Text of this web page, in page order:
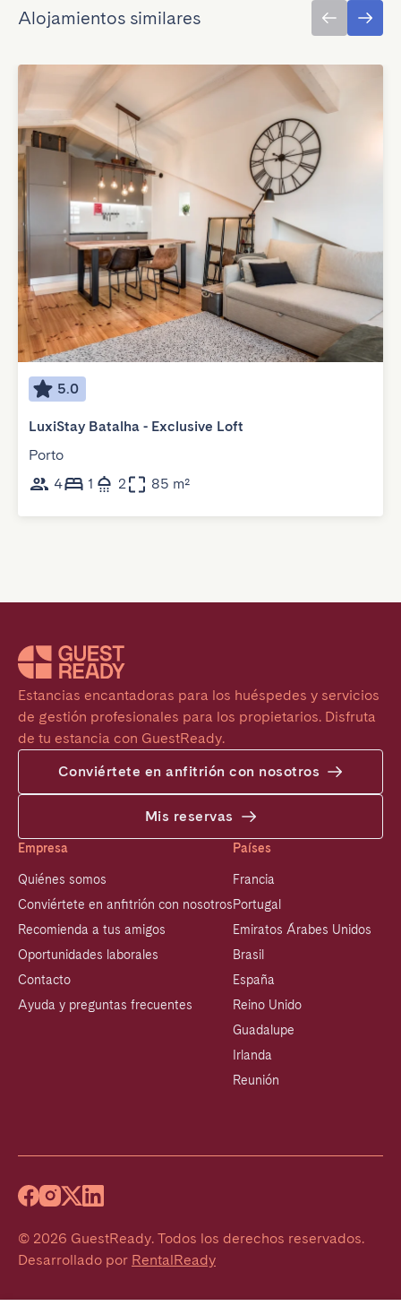
Alojamientos similares
5.0
LuxiStay Batalha - Exclusive Loft
Porto
4
1 2 85 m²
Estancias encantadoras para los huéspedes y servicios
de gestión profesionales para los propietarios. Disfruta
de tu estancia con GuestReady.
Conviértete en anfitrión con nosotros
Mis reservas
Empresa
Quiénes somos
Conviértete en anfitrión con nosotros
Recomienda a tus amigos
Oportunidades laborales
Contacto
Ayuda y preguntas frecuentes
Países
Francia
Portugal
Emiratos Árabes Unidos
Brasil
España
Reino Unido
Guadalupe
Irlanda
Reunión
© 2026 GuestReady. Todos los derechos reservados.
Desarrollado por RentalReady